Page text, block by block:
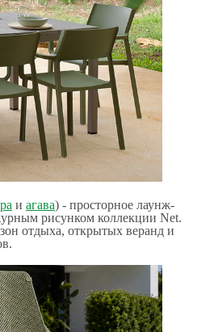
и агава) - просторное лаунж-
рисунком коллекции Net.
отдыха, открытых веранд и